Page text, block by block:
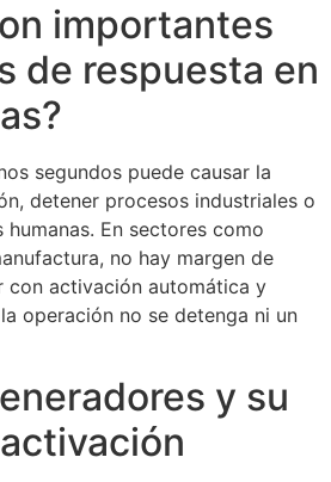
importantes
de respuesta en
segundos puede causar la
detener procesos industriales o
En sectores como
no hay margen de
con activación automática y
operación no se detenga ni un
y su